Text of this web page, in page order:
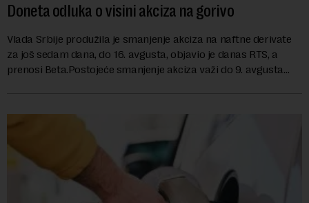
Doneta odluka o visini akciza na gorivo
Vlada Srbije produžila je smanjenje akciza na naftne derivate
za još sedam dana, do 16. avgusta, objavio je danas RTS, a
prenosi Beta.Postojeće smanjenje akciza važi do 9. avgusta